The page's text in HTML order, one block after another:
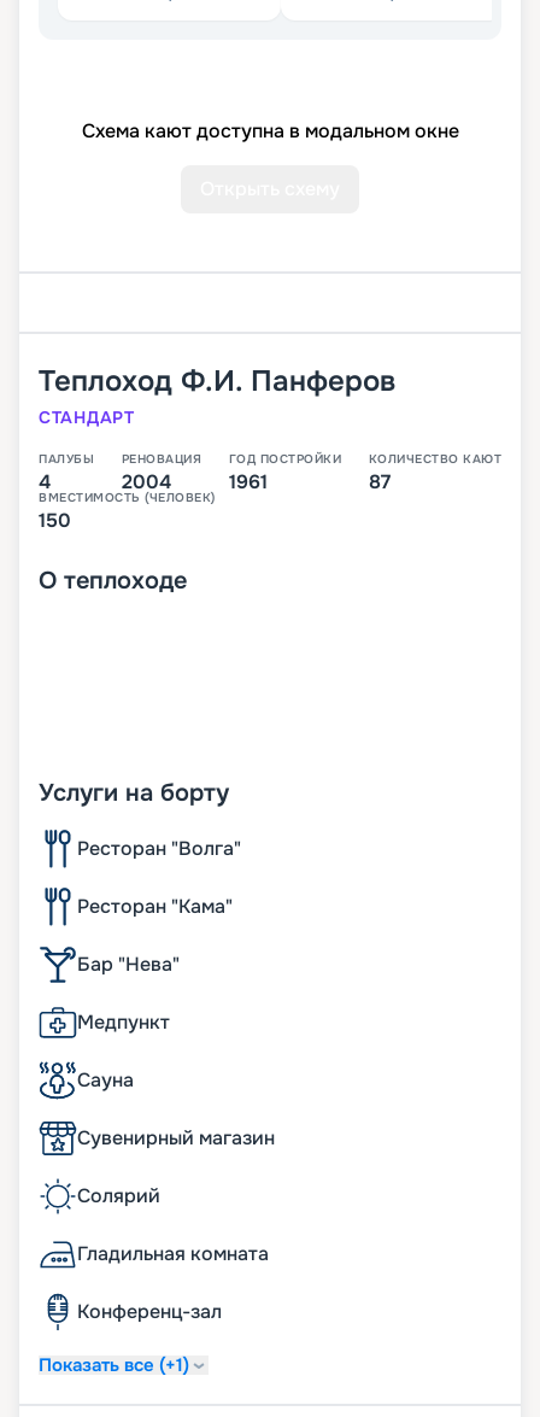
Схема кают доступна в модальном окне
Теплоход Ф.И. Панферов
СТАНДАРТ
ПАЛУБЫ
4
РЕНОВАЦИЯ
2004
ГОД ПОСТРОЙКИ
1961
КОЛИЧЕСТВО КАЮТ
87
ВМЕСТИМОСТЬ (ЧЕЛОВЕК)
150
О теплоходе
Услуги на борту
Ресторан "Волга"
Ресторан "Кама"
Бар "Нева"
Медпункт
Сауна
Сувенирный магазин
Солярий
Гладильная комната
Конференц-зал
Показать все (+1)